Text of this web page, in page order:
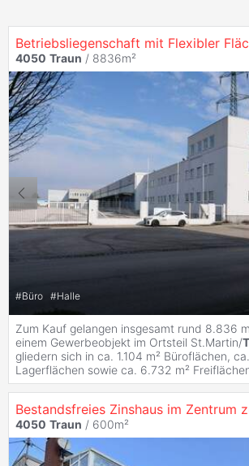
4050 Traun / 8836m²
#Büro #Halle
Zum Kauf gelangen insgesamt rund 8.836
einem Gewerbeobjekt im Ortsteil St.Martin/
gliedern sich in ca. 1.104 m² Büroflächen,
Lagerflächen sowie ca. 6.732 m²
Bestandsfreies Zinshaus im Zentrum
4050 Traun / 600m²